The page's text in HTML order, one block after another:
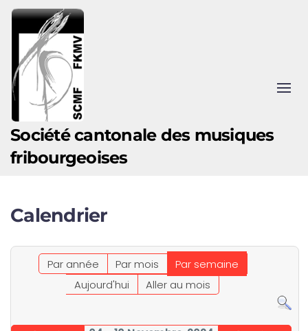
Accéder au contenu principal
Société cantonale des musiques
fribourgeoises
Calendrier
Par année Par mois
Par semaine
Aujourd'hui
Aller au mois